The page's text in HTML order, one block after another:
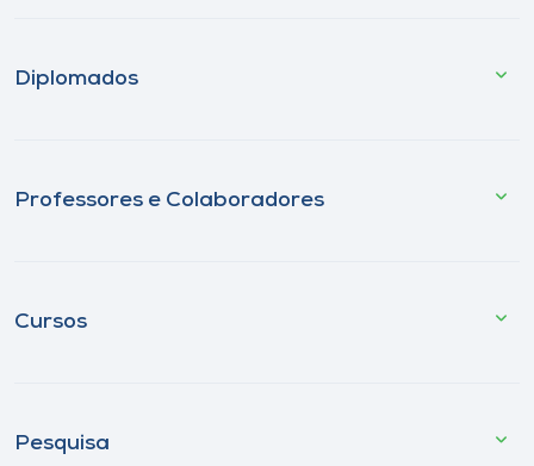
Diplomados
Professores e Colaboradores
Cursos
Pesquisa